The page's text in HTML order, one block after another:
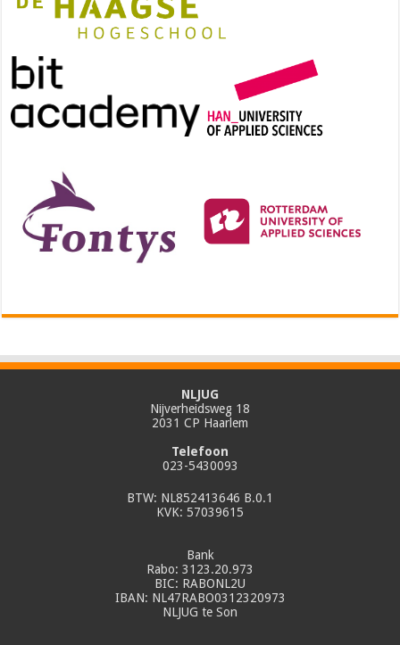
NLJUG
Nijverheidsweg 18
2031 CP Haarlem
Telefoon
023-5430093
BTW: NL852413646 B.0.1
KVK: 57039615
Bank
Rabo: 3123.20.973
BIC: RABONL2U
IBAN: NL47RABO0312320973
NLJUG te Son